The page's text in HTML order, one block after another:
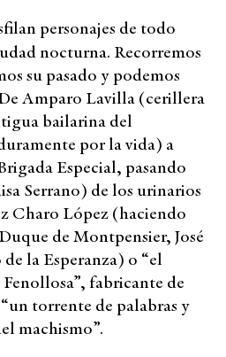
personajes de todo
nocturna. Recorremos
su pasado y podemos
Amparo Lavilla (cerillera
bailarina del
por la vida) a
Especial, pasando
Serrano) de los urinarios
Charo López (haciendo
de Montpensier, José
la Esperanza) o “el
fabricante de
torrente de palabras y
machismo”.